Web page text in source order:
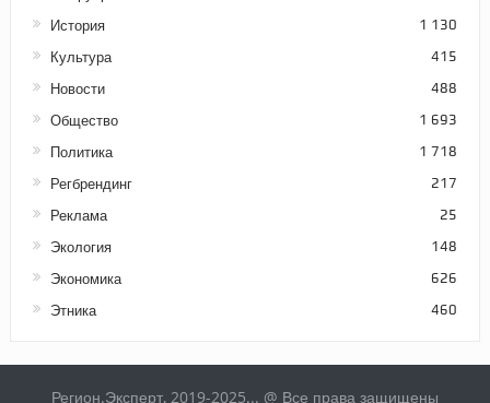
История 1 130
Культура 415
Новости 488
Общество 1 693
Политика 1 718
Регбрендинг 217
Реклама 25
Экология 148
Экономика 626
Этника 460
Регион.Эксперт, 2019-2025... @ Все права защищены